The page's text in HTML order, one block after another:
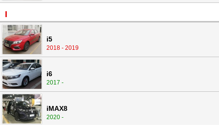
I
i5
2018 - 2019
i6
2017 -
iMAX8
2020 -